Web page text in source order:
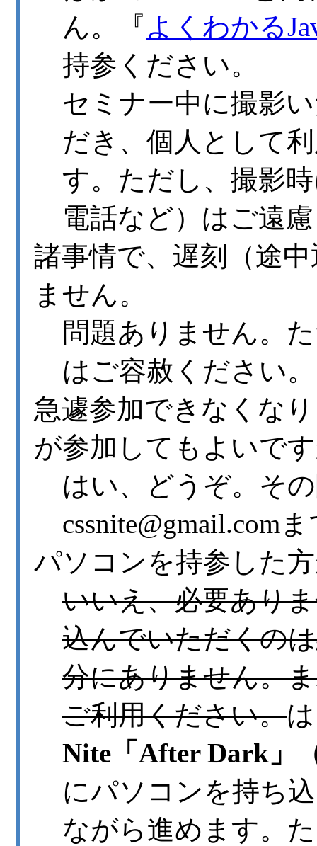
ん。『 よくわかる
持参ください。
セミナー中に撮影
だき、個人として
す。ただし、撮影
電話など）はご遠
諸事情で、遅刻（途
ません。
問題ありません。
はご容赦ください。
急遽参加できなくな
が参加してもよいで
はい、どうぞ。そ
cssnite@gmail.com
パソコンを持参した
いいえ、必要あり
込んでいただくの
分にありません。
ご利用ください。
Nite「After Dark」
にパソコンを持ち
ながら進めます。